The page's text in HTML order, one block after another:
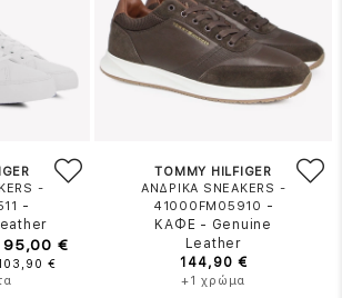
-
-
95,00 €
€
TOMMY HILFIGER
ΑΝΔΡΙΚΑ SNEAKERS -
41000FM05910 -
ΚΑΦΕ - Genuine
Leather
144,90 €
+1 χρώμα